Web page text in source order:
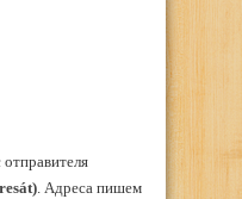
. Адреса пишем